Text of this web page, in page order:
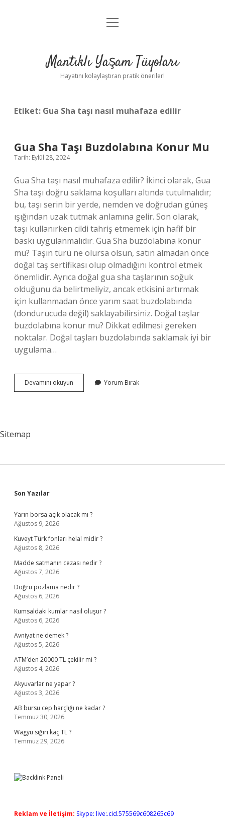
Anasayfa
Yasal Uyarı
menüyü
Mantıklı Yaşam Tüyoları
Hayatını kolaylaştıran pratik öneriler!
Etiket: Gua Sha taşı nasıl muhafaza edilir
Gua Sha Taşı Buzdolabına Konur Mu
Tarih: Eylül 28, 2024
Gua Sha taşı nasıl muhafaza edilir? İkinci olarak, Gua
Sha taşı doğru saklama koşulları altında tutulmalıdır;
bu, taşı serin bir yerde, nemden ve doğrudan güneş
ışığından uzak tutmak anlamına gelir. Son olarak,
taşı kullanırken cildi tahriş etmemek için hafif bir
baskı uygulanmalıdır. Gua Sha buzdolabına konur
mu? Taşın türü ne olursa olsun, satın almadan önce
doğal taş sertifikası olup olmadığını kontrol etmek
önemlidir. Ayrıca doğal gua sha taşlarının soğuk
olduğunu da belirtmeliyiz, ancak etkisini artırmak
için kullanmadan önce yarım saat buzdolabında
(dondurucuda değil) saklayabilirsiniz. Doğal taşlar
buzdolabına konur mu? Dikkat edilmesi gereken
noktalar. Doğal taşları buzdolabında saklamak iyi bir
uygulama…
Devamını okuyun
Sha
Yorum Bırak
Sitemap
Sidebar
Son Yazılar
Yarın borsa açık olacak mı ?
Ağustos 9, 2026
Kuveyt Türk fonları helal midir ?
Ağustos 8, 2026
Madde satmanın cezası nedir ?
Ağustos 7, 2026
Doğru pozlama nedir ?
Ağustos 6, 2026
Kumsaldaki kumlar nasıl oluşur ?
Ağustos 6, 2026
Avniyat ne demek ?
Ağustos 5, 2026
ATM’den 20000 TL çekilir mi ?
Ağustos 4, 2026
Akyuvarlar ne yapar ?
Ağustos 3, 2026
AB bursu cep harçlığı ne kadar ?
Temmuz 30, 2026
Wagyu sığırı kaç TL ?
Temmuz 29, 2026
Reklam ve İletişim: Skype: live:.cid.575569c608265c69